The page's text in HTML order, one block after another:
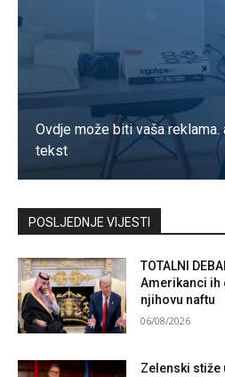
Ovdje može biti vaša
tekst
Kontaktirajte nas
POSLJEDNJE VIJESTI
TOTALNI
Amerikanci ih
njihovu naftu
06/08/2026
Zelenski stiže